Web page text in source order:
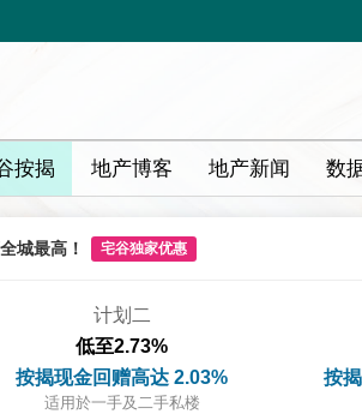
按揭 地产博客 地产新闻 数
城最高！ 宅谷独家优惠
计划二
低至2.73%
按揭现金回赠高达 2.03%
适用於一手及二手私楼
按